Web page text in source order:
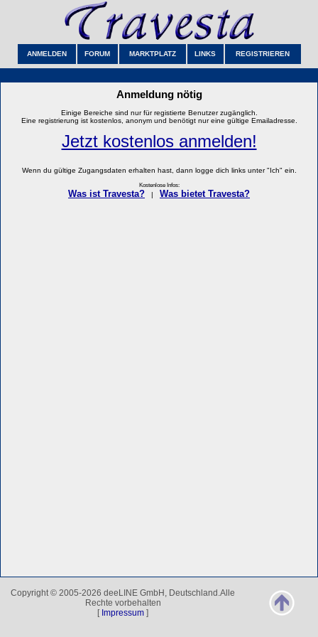
ANMELDEN FORUM MARKTPLATZ LINKS REGISTRIEREN
Anmeldung nötig
Einige Bereiche sind nur für registierte Benutzer zugänglich.
Eine registrierung ist kostenlos, anonym und benötigt nur eine gültige Emailadresse.
Jetzt kostenlos anmelden!
Wenn du gültige Zugangsdaten erhalten hast, dann logge dich links unter "Ich" ein.
Kostenlose Infos:
Was ist Travesta? Was bietet Travesta?
Copyright © 2005-2026 deeLINE GmbH, Deutschland.Alle
Rechte vorbehalten
[ Impressum ]